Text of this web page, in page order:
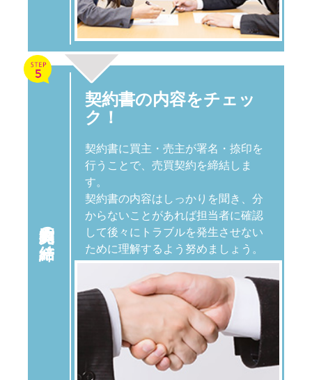
売買契約の
契約書の内容をチェッ
ク！
契約書に買主・売主が署名・捺印を
行うことで、売買契約を締結しま
す。
契約書の内容はしっかりを聞き、分
からないことがあれば担当者に確認
して後々にトラブルを発生させない
ために理解するよう努めましょう。